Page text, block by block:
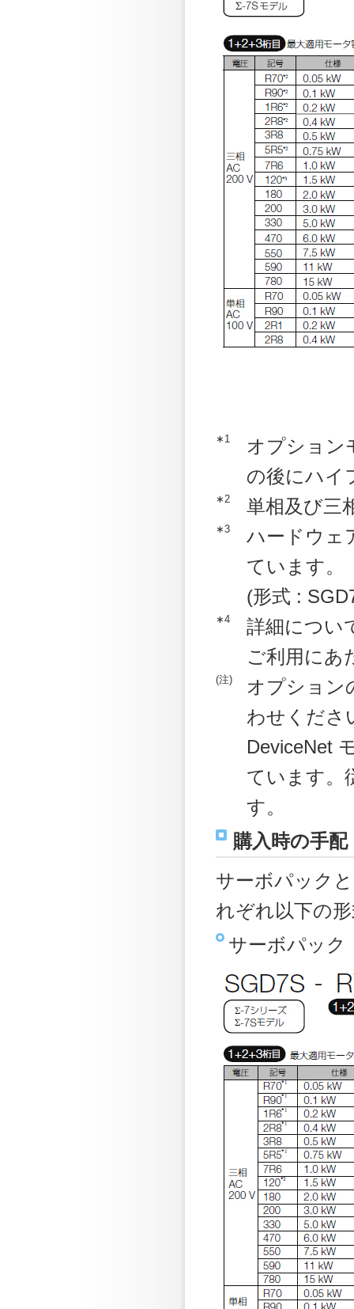
∗1
オプション
の後にハイ
∗2 単相及び三
∗3
ハードウェ
ています。
(形式 :
∗4
詳細につい
ご利用にあ
(注)
オプション
わせくださ
DeviceNet
ています。
す。
購入時の手
サーボパック
れぞれ以下の
サーボパック